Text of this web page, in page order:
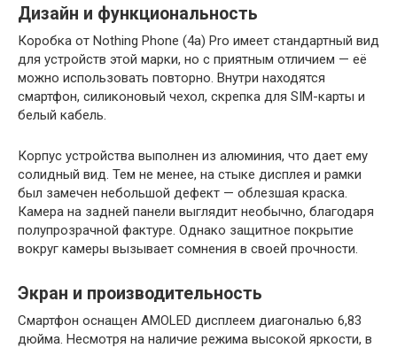
Дизайн и функциональность
Коробка от Nothing Phone (4a) Pro имеет стандартный вид
для устройств этой марки, но с приятным отличием — её
можно использовать повторно. Внутри находятся
смартфон, силиконовый чехол, скрепка для SIM-карты и
белый кабель.
Корпус устройства выполнен из алюминия, что дает ему
солидный вид. Тем не менее, на стыке дисплея и рамки
был замечен небольшой дефект — облезшая краска.
Камера на задней панели выглядит необычно, благодаря
полупрозрачной фактуре. Однако защитное покрытие
вокруг камеры вызывает сомнения в своей прочности.
Экран и производительность
Смартфон оснащен AMOLED дисплеем диагональю 6,83
дюйма. Несмотря на наличие режима высокой яркости, в